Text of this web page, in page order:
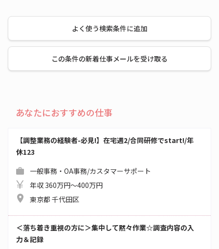
よく使う検索条件に追加
この条件の新着仕事メールを受け取る
あなたにおすすめの仕事
【調整業務の経験者-必見!】在宅週2/合同研修でstart!/年
休123
一般事務・OA事務/カスタマーサポート
年収 360万円～400万円
東京都 千代田区
＜落ち着き重視の方に＞集中して黙々作業☆調査内容の入
力＆記録